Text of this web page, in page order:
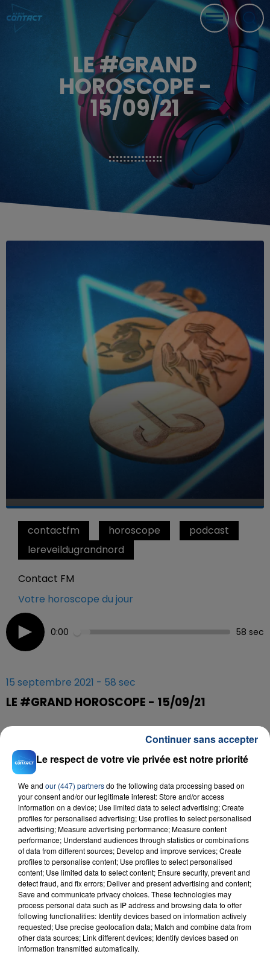
LE #GRAND
HOROSCOPE -
15/09/21
contactfm horoscope
podcast
lereveildugrandnord
Contact FM
Votre horoscope du jour
0:00 58 sec
15 septembre 2021 - 58 sec
LE #GRAND HOROSCOPE - 15/09/21
Tous les jours retrouvez le #Grand Horoscope sur
Contact FM
TITRES DIFFUSÉS
15h05
15h05 15h02
15h02
Le respect de votre vie privée est notre priorité
We and our (447) partnersdo the following data processing based on
your consent and/or our legitimate interest: Store and/or access
information on a device; Use limited data to select advertising; Create
profiles for personalised advertising; Use profiles to select personalised
advertising; Measure advertising performance; Measure content
performance; Understand audiences through statistics or combinations
of data from different sources; Develop and improve services; Create
profiles to personalise content; Use profiles to select personalised
content; Use limited data to select content; Ensure security, prevent and
detect fraud, and fix errors; Deliver and present advertising and content;
Save and communicate privacy choices. These technologies may
process personal data such as IP address and browsing data to offer
following functionalities: Identify devices based on information actively
requested; Use precise geolocation data; Match and combine data from
other data sources; Link different devices; Identify devices based on
information transmitted automatically.
Continuer sans accepter